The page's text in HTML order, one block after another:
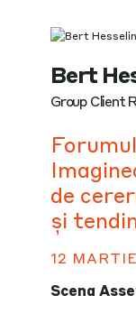
Bert
Group Client
de
și
12
Scena